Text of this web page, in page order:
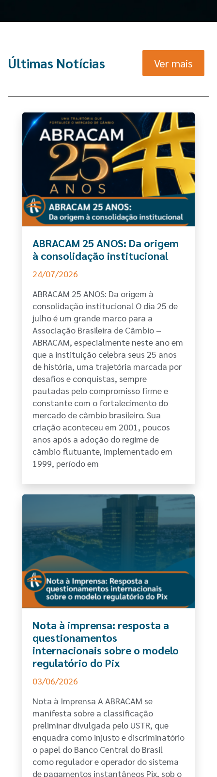
Últimas Notícias Ver mais
ABRACAM 25 ANOS: Da origem
à consolidação institucional
24/07/2026
ABRACAM 25 ANOS: Da origem à
consolidação institucional O dia 25 de
julho é um grande marco para a
Associação Brasileira de Câmbio –
ABRACAM, especialmente neste ano em
que a instituição celebra seus 25 anos
de história, uma trajetória marcada por
desafios e conquistas, sempre
pautadas pelo compromisso firme e
constante com o fortalecimento do
mercado de câmbio brasileiro. Sua
criação aconteceu em 2001, poucos
anos após a adoção do regime de
câmbio flutuante, implementado em
1999, período em
Nota à imprensa: resposta a
questionamentos
internacionais sobre o modelo
regulatório do Pix
03/06/2026
Nota à Imprensa A ABRACAM se
manifesta sobre a classificação
preliminar divulgada pelo USTR, que
enquadra como injusto e discriminatório
o papel do Banco Central do Brasil
como regulador e operador do sistema
de pagamentos instantâneos Pix, sob o